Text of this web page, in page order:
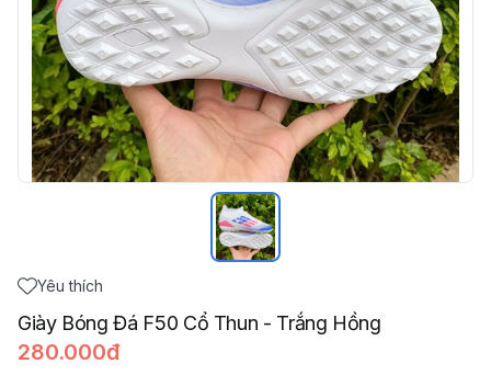
Yêu thích
Giày Bóng Đá F50 Cổ Thun - Trắng Hồng
280.000đ